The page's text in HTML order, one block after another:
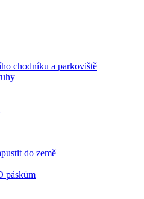
chodníku a parkoviště
do země
páskům